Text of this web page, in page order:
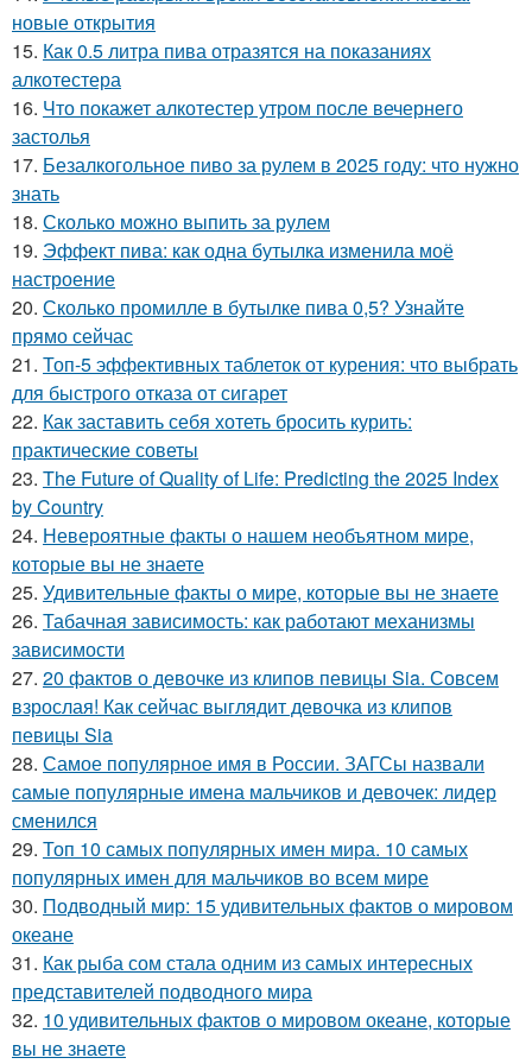
новые открытия
15. Как 0.5 литра пива отразятся на показаниях
алкотестера
16. Что покажет алкотестер утром после вечернего
застолья
17. Безалкогольное пиво за рулем в 2025 году: что нужно
знать
18. Сколько можно выпить за рулем
19. Эффект пива: как одна бутылка изменила моё
настроение
20. Сколько промилле в бутылке пива 0,5? Узнайте
прямо сейчас
21. Топ-5 эффективных таблеток от курения: что выбрать
для быстрого отказа от сигарет
22. Как заставить себя хотеть бросить курить:
практические советы
23. The Future of Quality of Life: Predicting the 2025 Index
by Country
24. Невероятные факты о нашем необъятном мире,
которые вы не знаете
25. Удивительные факты о мире, которые вы не знаете
26. Табачная зависимость: как работают механизмы
зависимости
27. 20 фактов о девочке из клипов певицы Sia. Совсем
взрослая! Как сейчас выглядит девочка из клипов
певицы Sia
28. Самое популярное имя в России. ЗАГСы назвали
самые популярные имена мальчиков и девочек: лидер
сменился
29. Топ 10 самых популярных имен мира. 10 самых
популярных имен для мальчиков во всем мире
30. Подводный мир: 15 удивительных фактов о мировом
океане
31. Как рыба сом стала одним из самых интересных
представителей подводного мира
32. 10 удивительных фактов о мировом океане, которые
вы не знаете